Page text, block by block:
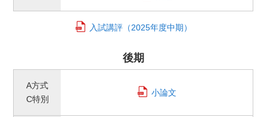
入試講評（2025年度中期）
後期
A方式
C特別
小論文